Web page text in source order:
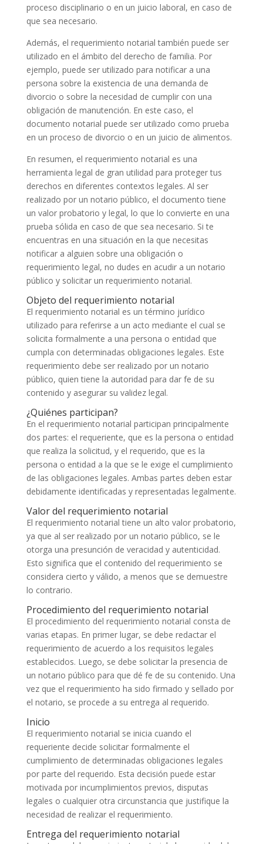
proceso disciplinario o en un juicio laboral, en caso de
que sea necesario.
Además, el requerimiento notarial también puede ser
utilizado en el ámbito del derecho de familia. Por
ejemplo, puede ser utilizado para notificar a una
persona sobre la existencia de una demanda de
divorcio o sobre la necesidad de cumplir con una
obligación de manutención. En este caso, el
documento notarial puede ser utilizado como prueba
en un proceso de divorcio o en un juicio de alimentos.
En resumen, el requerimiento notarial es una
herramienta legal de gran utilidad para proteger tus
derechos en diferentes contextos legales. Al ser
realizado por un notario público, el documento tiene
un valor probatorio y legal, lo que lo convierte en una
prueba sólida en caso de que sea necesario. Si te
encuentras en una situación en la que necesitas
notificar a alguien sobre una obligación o
requerimiento legal, no dudes en acudir a un notario
público y solicitar un requerimiento notarial.
Objeto del requerimiento notarial
El requerimiento notarial es un término jurídico
utilizado para referirse a un acto mediante el cual se
solicita formalmente a una persona o entidad que
cumpla con determinadas obligaciones legales. Este
requerimiento debe ser realizado por un notario
público, quien tiene la autoridad para dar fe de su
contenido y asegurar su validez legal.
¿Quiénes participan?
En el requerimiento notarial participan principalmente
dos partes: el requeriente, que es la persona o entidad
que realiza la solicitud, y el requerido, que es la
persona o entidad a la que se le exige el cumplimiento
de las obligaciones legales. Ambas partes deben estar
debidamente identificadas y representadas legalmente.
Valor del requerimiento notarial
El requerimiento notarial tiene un alto valor probatorio,
ya que al ser realizado por un notario público, se le
otorga una presunción de veracidad y autenticidad.
Esto significa que el contenido del requerimiento se
considera cierto y válido, a menos que se demuestre
lo contrario.
Procedimiento del requerimiento notarial
El procedimiento del requerimiento notarial consta de
varias etapas. En primer lugar, se debe redactar el
requerimiento de acuerdo a los requisitos legales
establecidos. Luego, se debe solicitar la presencia de
un notario público para que dé fe de su contenido. Una
vez que el requerimiento ha sido firmado y sellado por
el notario, se procede a su entrega al requerido.
Inicio
El requerimiento notarial se inicia cuando el
requeriente decide solicitar formalmente el
cumplimiento de determinadas obligaciones legales
por parte del requerido. Esta decisión puede estar
motivada por incumplimientos previos, disputas
legales o cualquier otra circunstancia que justifique la
necesidad de realizar el requerimiento.
Entrega del requerimiento notarial